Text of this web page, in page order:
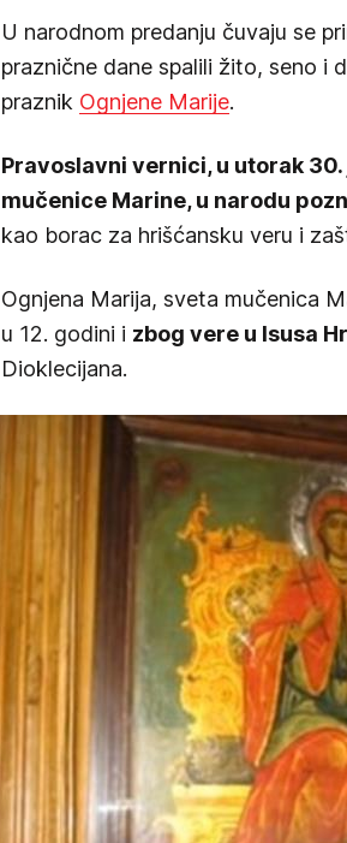
U narodnom predanju čuvaju se
praznične dane spalili žito, seno i
praznik Ognjene Marije.
Pravoslavni vernici, u utorak
mučenice Marine, u narodu
kao borac za hrišćansku veru i
Ognjena Marija, sveta mučenica
u 12. godini i zbog vere u Isusa
Dioklecijana.